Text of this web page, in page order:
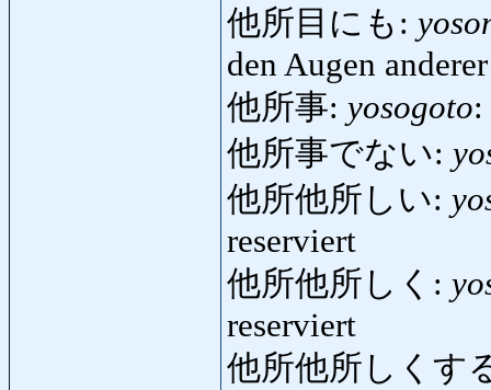
他所目にも:
den Augen anderer
他所事: yosogoto
他所事でない:
他所他所しい:
reserviert
他所他所しく:
reserviert
他所他所しくす